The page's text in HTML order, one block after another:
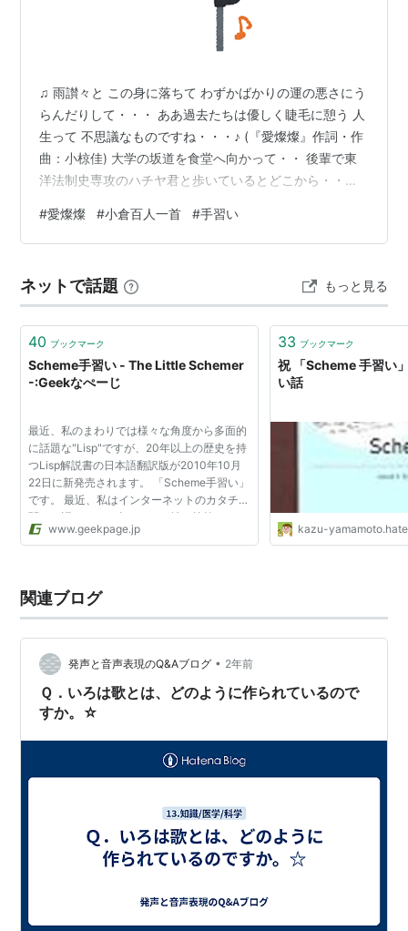
♫ 雨讃々と この身に落ちて わずかばかりの運の悪さにう
らんだりして・・・ ああ過去たちは優しく睫毛に憩う 人
生って 不思議なものですね・・・♪ (『愛燦燦』作詞・作
曲：小椋佳) 大学の坂道を食堂へ向かって・・ 後輩で東
洋法制史専攻のハチヤ君と歩いているとどこから・・歌
ちわ～・・」 私「はは・・おぐらけぃ・・おぐらあん・
では甘すぎる・・なんて・・・」 ハ「なにいってんです
今日は 小倉百人一首が完成した日なんですよ・・・ 歴史
でいえば・・・ ♪ぁぁ 過去たちわ～ やさしく こころにつ
どぅ…
#愛燦燦 #小倉百人一首 #手習い
ネットで話題 もっと見る
40 ブックマーク
Scheme手習い - The Little Schemer
-:Geekなぺーじ
最近、私のまわりでは様々な角度から多面的
に話題な"Lisp"ですが、20年以上の歴史を持
つLisp解説書の日本語翻訳版が2010年10月
22日に新発売されます。 「Scheme手習い」
です。 最近、私はインターネットのカタチに
関して語るという本をオーム社で執筆してい
るのですが、そこでお世話になっている編集
www.geekpage.jp
33 ブックマーク
祝 「Scheme 手習い
い話
kazu-
関連ブログ
発声と音声表現のQ&Aブログ • 2年前
Ｑ．いろは歌とは、どのように作られているので
すか。☆